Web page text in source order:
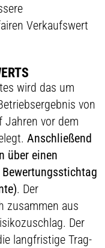
Verkaufswert
wird das um
von
Jahren vor dem
Anschließend
über einen
. Der
zusammen aus
Der
langfristige Trag-